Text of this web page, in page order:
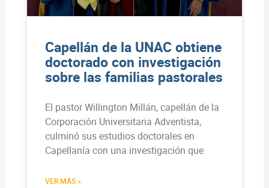
Capellán de la UNAC obtiene
doctorado con investigación
sobre las familias pastorales
El pastor Willington Millán, capellán de la
Corporación Universitaria Adventista,
culminó sus estudios doctorales en
Capellanía con una investigación que
VER MÁS »